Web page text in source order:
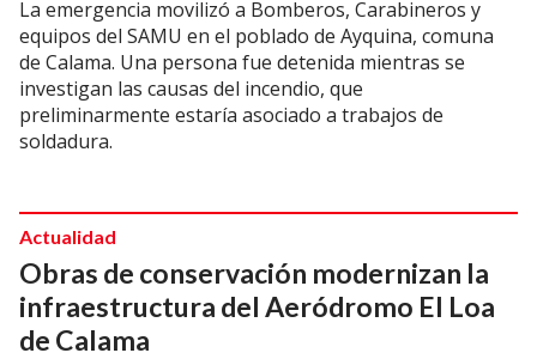
La emergencia movilizó a Bomberos, Carabineros y
equipos del SAMU en el poblado de Ayquina, comuna
de Calama. Una persona fue detenida mientras se
investigan las causas del incendio, que
preliminarmente estaría asociado a trabajos de
soldadura.
Obras de conservación modernizan la
infraestructura del Aeródromo El Loa
de Calama
Actualidad